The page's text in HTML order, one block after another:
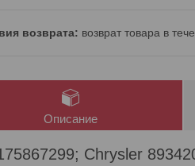
возврат товара в
Описание
Chrysler